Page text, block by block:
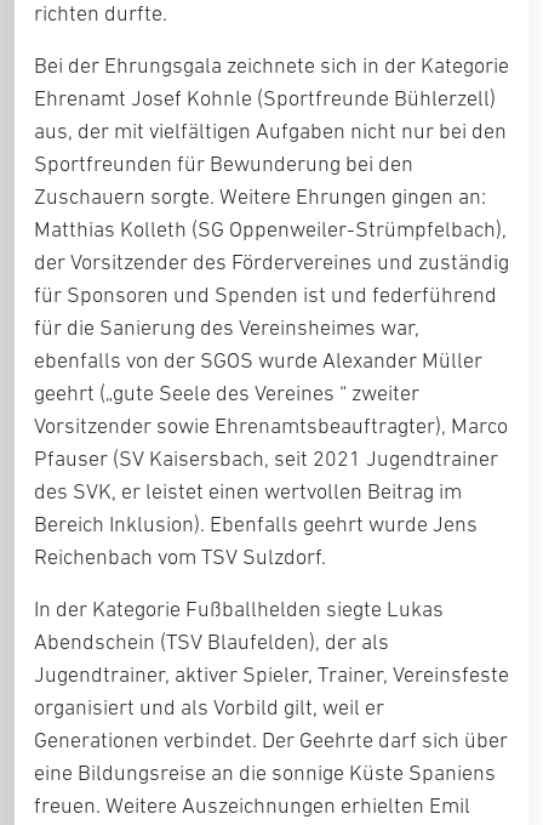
richten durfte.
Bei der Ehrungsgala zeichnete sich in der Kategorie
Ehrenamt Josef Kohnle (Sportfreunde Bühlerzell)
aus, der mit vielfältigen Aufgaben nicht nur bei den
Sportfreunden für Bewunderung bei den
Zuschauern sorgte. Weitere Ehrungen gingen an:
Matthias Kolleth (SG Oppenweiler-Strümpfelbach),
der Vorsitzender des Fördervereines und zuständig
für Sponsoren und Spenden ist und federführend
für die Sanierung des Vereinsheimes war,
ebenfalls von der SGOS wurde Alexander Müller
geehrt („gute Seele des Vereines “ zweiter
Vorsitzender sowie Ehrenamtsbeauftragter), Marco
Pfauser (SV Kaisersbach, seit 2021 Jugendtrainer
des SVK, er leistet einen wertvollen Beitrag im
Bereich Inklusion). Ebenfalls geehrt wurde Jens
Reichenbach vom TSV Sulzdorf.
In der Kategorie Fußballhelden siegte Lukas
Abendschein (TSV Blaufelden), der als
Jugendtrainer, aktiver Spieler, Trainer, Vereinsfeste
organisiert und als Vorbild gilt, weil er
Generationen verbindet. Der Geehrte darf sich über
eine Bildungsreise an die sonnige Küste Spaniens
freuen. Weitere Auszeichnungen erhielten Emil